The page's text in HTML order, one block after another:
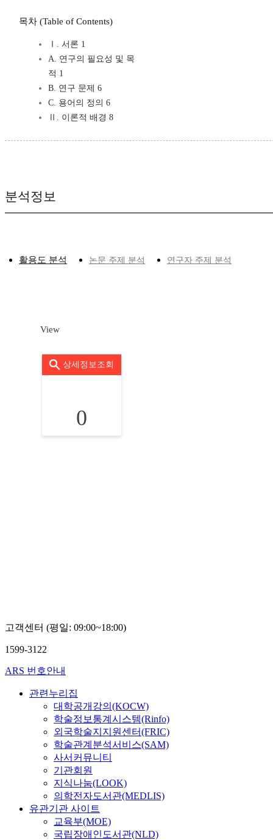
목차 (Table of Contents)
Ⅰ. 서론 1
A. 연구의 필요성 및 목
적 1
B. 연구 문제 6
C. 용어의 정의 6
Ⅱ. 이론적 배경 8
분석정보
활용도 분석 논문 주제 분석 연구자 주제 분석
View
상세정보조회
0
고객센터 (평일: 09:00~18:00)
1599-3122
ARS 번호안내
관련누리집
대학공개강의(KOCW)
학술정보통계시스템(Rinfo)
외국학술지지원센터(FRIC)
학술관계분석서비스(SAM)
사서커뮤니티
기관회원
지식나눔(LOOK)
의학전자도서관(MEDLIS)
유관기관 사이트
교육부(MOE)
국립장애인도서관(NLD)